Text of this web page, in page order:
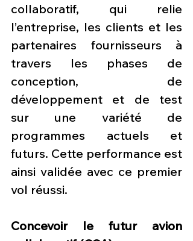
collaboratif, qui relie
l’entreprise, les clients et les
partenaires fournisseurs à
travers les phases de
conception, de
développement et de test
sur une variété de
programmes actuels et
futurs. Cette performance est
ainsi validée avec ce premier
vol réussi.
Concevoir le futur avion